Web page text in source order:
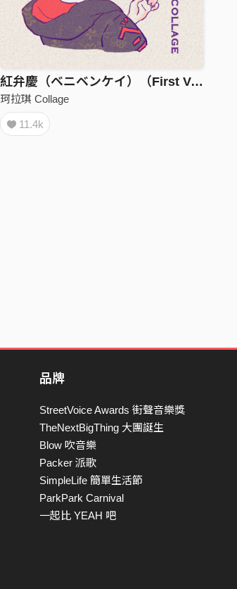
紅弁慶（ベニベンケイ）（First Ver.）
珂拉琪 Collage
11.4k
品牌
StreetVoice Awards 街聲音樂獎
TheNextBigThing 大團誕生
Blow 吹音樂
Packer 派歌
SimpleLife 簡單生活節
ParkPark Carnival
一起比 YEAH 吧